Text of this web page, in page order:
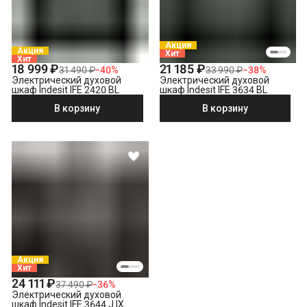
Акция
Хит
18 999 ₽31 490 ₽−40%
Электрический духовой
шкаф Indesit IFE 2420 BL
В корзину
Акция
Хит
21 185 ₽33 990 ₽−38%
Электрический духовой
шкаф Indesit IFE 3634 BL
В корзину
Акция
Хит
24 111 ₽37 490 ₽−36%
Электрический духовой
шкаф Indesit IFE 3644 J IX